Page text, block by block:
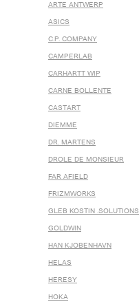
ARTE ANTWERP
ASICS
C.P. COMPANY
CAMPERLAB
CARHARTT WIP
CARNE BOLLENTE
CASTART
DIEMME
DR. MARTENS
DROLE DE MONSIEUR
FAR AFIELD
FRIZMWORKS
GLEB KOSTIN .SOLUTIONS
GOLDWIN
HAN KJOBENHAVN
HELAS
HERESY
HOKA